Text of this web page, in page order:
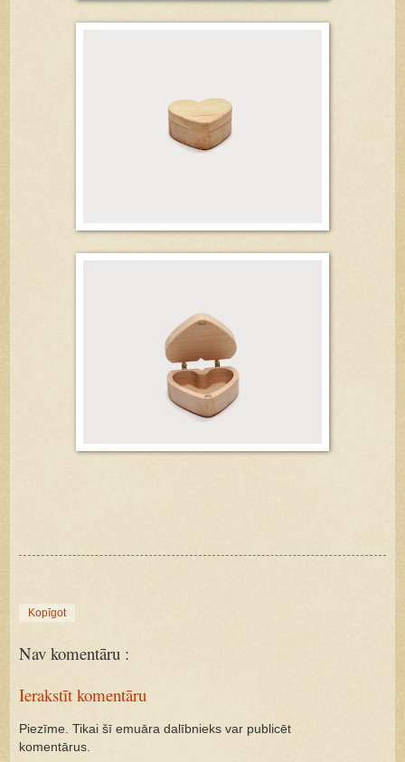
Kopīgot
Nav komentāru :
Ierakstīt komentāru
Piezīme. Tikai šī emuāra dalībnieks var publicēt
komentārus.